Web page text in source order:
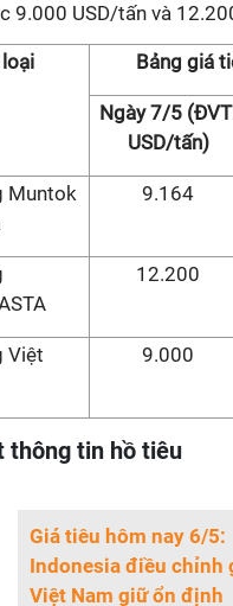
9.000 USD/tấn và
Bảng giá
Ngày 7/5
USD/tấn)
Muntok
9.164
12.200
Việt
9.000
thông tin hồ tiêu
Giá tiêu hôm nay 6/5:
Indonesia điều chỉnh
Việt Nam giữ ổn định